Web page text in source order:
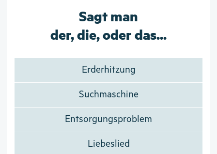
Sagt man
der, die, oder das...
Erderhitzung
Suchmaschine
Entsorgungsproblem
Liebeslied